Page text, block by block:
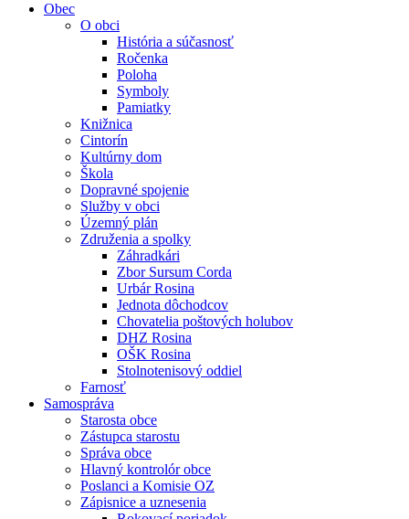
Obec
O obci
História a súčasnosť
Ročenka
Poloha
Symboly
Pamiatky
Knižnica
Cintorín
Kultúrny dom
Škola
Dopravné spojenie
Služby v obci
Územný plán
Združenia a spolky
Záhradkári
Zbor Sursum Corda
Urbár Rosina
Jednota dôchodcov
Chovatelia poštových holubov
DHZ Rosina
OŠK Rosina
Stolnotenisový oddiel
Farnosť
Samospráva
Starosta obce
Zástupca starostu
Správa obce
Hlavný kontrolór obce
Poslanci a Komisie OZ
Zápisnice a uznesenia